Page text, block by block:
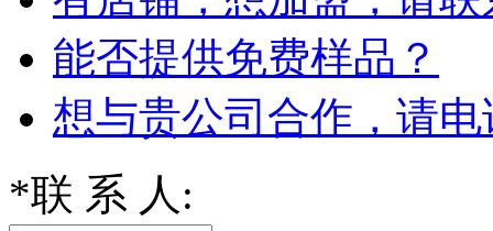
能否提供免费样品？
想与贵公司合作，请
*联 系 人: